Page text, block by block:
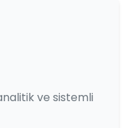
ve sistemli